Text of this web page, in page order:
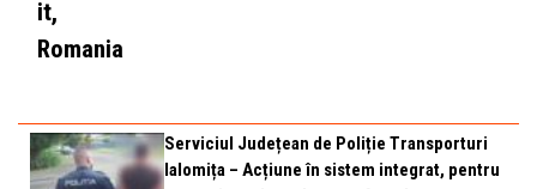
Serviciul Județean de Poliție Transporturi
Ialomița – Acțiune în sistem integrat, pentru
it,
Romania